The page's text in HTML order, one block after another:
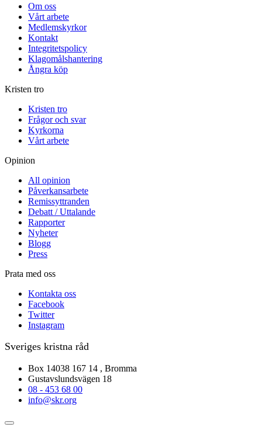
Om oss
Vårt arbete
Medlemskyrkor
Kontakt
Integritetspolicy
Klagomålshantering
Ångra köp
Kristen tro
Kristen tro
Frågor och svar
Kyrkorna
Vårt arbete
Opinion
All opinion
Påverkansarbete
Remissyttranden
Debatt / Uttalande
Rapporter
Nyheter
Blogg
Press
Prata med oss
Kontakta oss
Facebook
Twitter
Instagram
Sveriges kristna råd
Box 14038 167 14 , Bromma
Gustavslundsvägen 18
08 - 453 68 00
info@skr.org